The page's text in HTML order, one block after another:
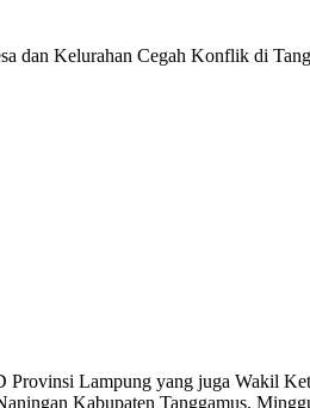
dan Kelurahan Cegah Konflik di
Lampung yang juga Wakil
Kabupaten Tanggamus,